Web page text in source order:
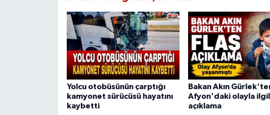
Yolcu otobüsünün çarptığı
kamyonet sürücüsü hayatını
kaybetti
Bakan Akın
Afyon'daki olayla
açıklama